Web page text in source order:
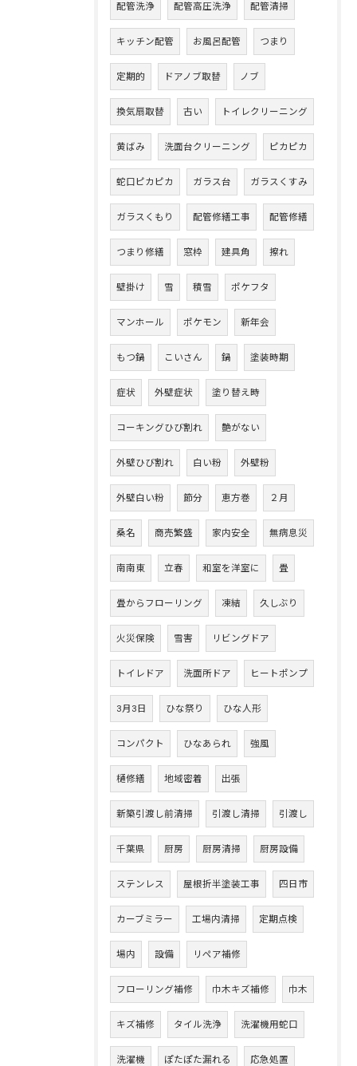
配管洗浄 配管高圧洗浄 配管清掃
キッチン配管 お風呂配管 つまり
定期的 ドアノブ取替 ノブ
換気扇取替 古い トイレクリーニング
黄ばみ 洗面台クリーニング ピカピカ
蛇口ピカピカ ガラス台 ガラスくすみ
ガラスくもり 配管修繕工事 配管修繕
つまり修繕 窓枠 建具角 擦れ
壁掛け 雪 積雪 ポケフタ
マンホール ポケモン 新年会
もつ鍋 こいさん 鍋 塗装時期
症状 外壁症状 塗り替え時
コーキングひび割れ 艶がない
外壁ひび割れ 白い粉 外壁粉
外壁白い粉 節分 恵方巻 ２月
桑名 商売繁盛 家内安全 無病息災
南南東 立春 和室を洋室に 畳
畳からフローリング 凍結 久しぶり
火災保険 雪害 リビングドア
トイレドア 洗面所ドア ヒートポンプ
3月3日 ひな祭り ひな人形
コンパクト ひなあられ 強風
樋修繕 地域密着 出張
新築引渡し前清掃 引渡し清掃 引渡し
千葉県 厨房 厨房清掃 厨房設備
ステンレス 屋根折半塗装工事 四日市
カーブミラー 工場内清掃 定期点検
場内 設備 リペア補修
フローリング補修 巾木キズ補修 巾木
キズ補修 タイル洗浄 洗濯機用蛇口
洗濯機 ぽたぽた漏れる 応急処置